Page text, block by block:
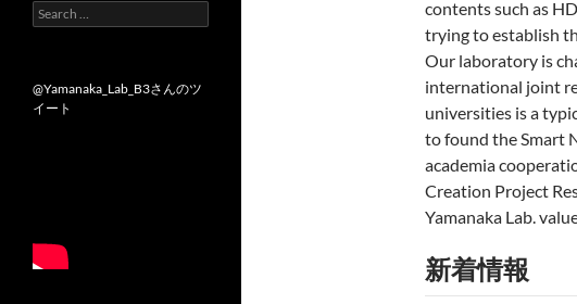
contents such as
trying to establish
Our laboratory is
international joint
universities is a
to found the Smart
academia
Creation Project
Yamanaka Lab.
新着情報
Search
for:
@Yamanaka_Lab_B3さんのツ
イート